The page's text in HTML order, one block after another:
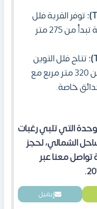
توفر القرية فلل
التاون هاوس بمساحات واسعة تبدأ من 275 متر
تتاح فلل التوين
هاوس بمساحات كبيرة تبدأ من 320 متر مربع مع
خاصة.
التي تلبي رغبات
الشمالي، لحجز
معنا عبر
إيميل